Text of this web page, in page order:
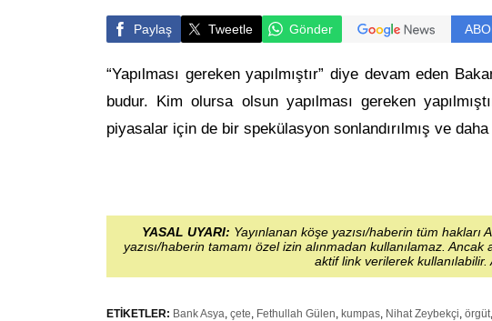
Paylaş Tweetle Gönder
“Yapılması gereken yapılmıştır” diye devam eden
budur. Kim olursa olsun yapılması gereken
piyasalar için de bir spekülasyon sonlandırılmış ve
YASAL UYARI: Yayınlanan köşe yazısı/haberin tüm
yazısı/haberin tamamı özel izin alınmadan kullanılamaz.
aktif link verilerek kullanılabilir.
ETİKETLER: Bank Asya, çete, Fethullah Gülen, kumpas, Nihat Zeybekçi, örgüt,